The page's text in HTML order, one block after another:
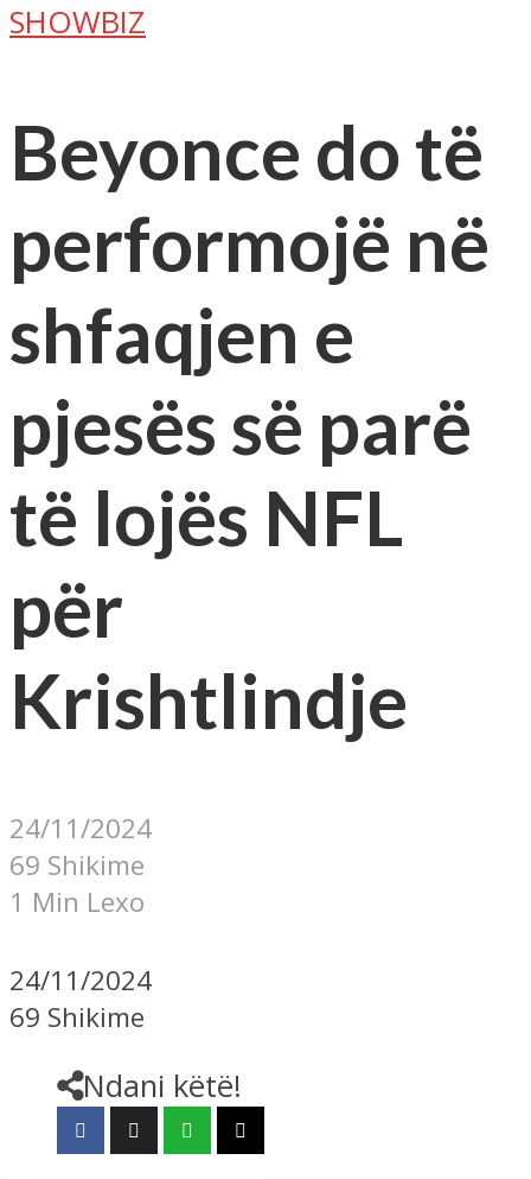
SHOWBIZ
Beyonce do të
performojë në
shfaqjen e
pjesës së parë
të lojës NFL
për
Krishtlindje
24/11/2024
69 Shikime
1 Min Lexo
24/11/2024
69 Shikime
Ndani këtë!